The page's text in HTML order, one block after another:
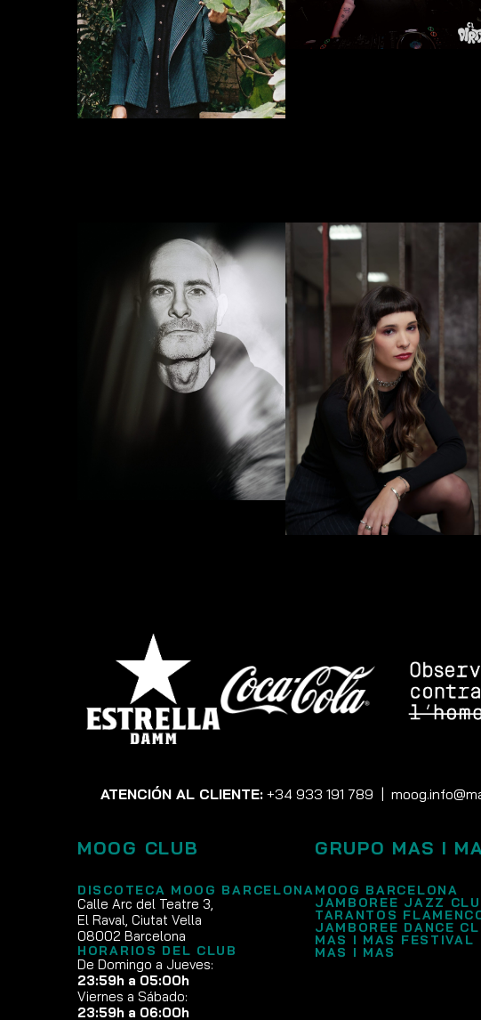
ATENCIÓN AL CLIENTE: +34 933 191 789
MOOG CLUB
DISCOTECA MOOG BARCELONA
Calle Arc del Teatre 3,
El Raval, Ciutat Vella
08002 Barcelona
HORARIOS DEL CLUB
De Domingo a Jueves:
23:59h a 05:00h
Viernes a Sábado:
23:59h a 06:00h
GRUPO MAS I
MOOG BARCELONA
JAMBOREE JAZZ
TARANTOS
JAMBOREE DANCE
MAS I MAS FESTIVAL
MAS I MAS